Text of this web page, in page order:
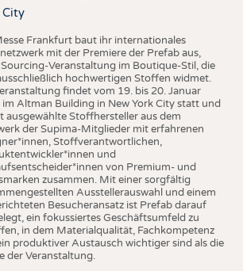
City
Frankfurt baut ihr internationales
mit der Premiere der Prefab aus,
Veranstaltung im Boutique-Stil, die
hochwertigen Stoffen widmet.
findet vom 19. bis 20. Januar
Altman Building in New York City statt und
ausgewählte Stoffhersteller aus dem
der Supima-Mitglieder mit erfahrenen
Stoffverantwortlichen,
und
von Premium- und
zusammen. Mit einer sorgfältig
Ausstellerauswahl und einem
Besucheransatz ist Prefab darauf
ein fokussiertes Geschäftsumfeld zu
in dem Materialqualität, Fachkompetenz
produktiver Austausch wichtiger sind als die
der Veranstaltung.